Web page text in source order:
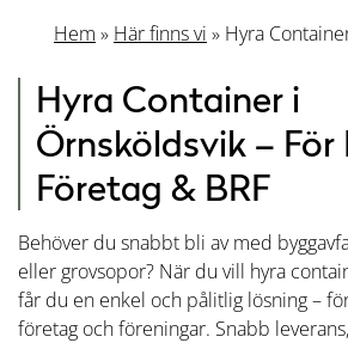
Hem » Här finns vi » Hyra
Hyra Container i
Örnsköldsvik – För
Företag & BRF
Behöver du snabbt bli av med
eller grovsopor? När du vill hyra
får du en enkel och pålitlig lösning –
företag och föreningar. Snabb